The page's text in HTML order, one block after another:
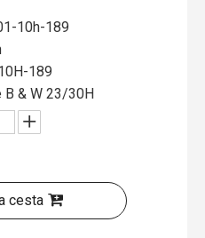
10h-189
189
B & W 23/30H
cesta